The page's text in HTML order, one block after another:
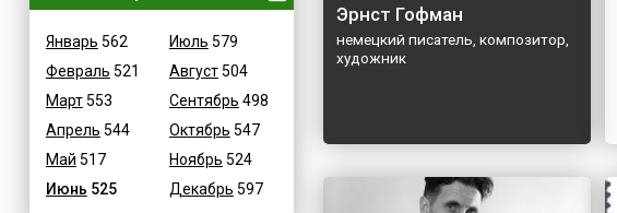
Январь 562
Февраль 521
Март553
Апрель 544
Май 517
Июнь 525
Июль 579
Август504
Сентябрь 498
Октябрь 547
Ноябрь 524
Декабрь 597
Эрнст Гофман
немецкий писатель, композитор,
художник